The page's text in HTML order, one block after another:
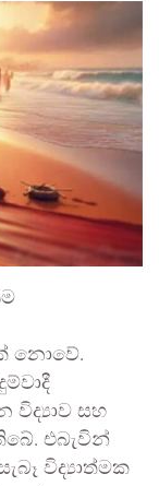
නොවේ.
විද්‍යාව සහ
එබැවින්
විද්‍යාත්මක